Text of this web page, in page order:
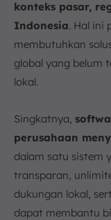
konteks pasar,
Indonesia. Hal ini
membutuhkan
global yang belum
lokal.
Singkatnya,
perusahaan
dalam satu sistem
transparan,
dukungan lokal,
dapat membantu